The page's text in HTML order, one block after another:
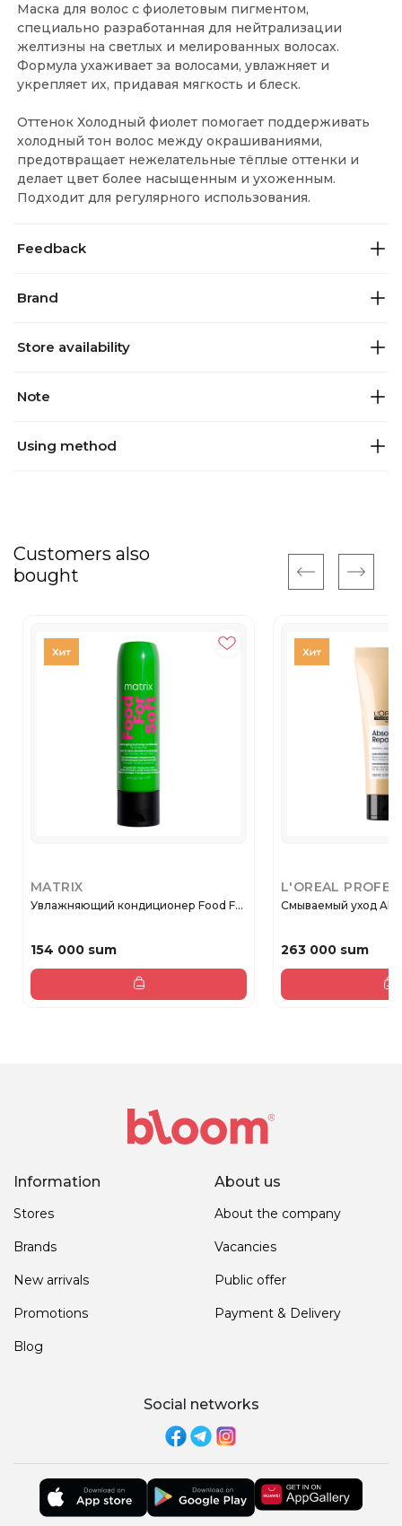
Маска для волос с фиолетовым пигментом,
специально разработанная для нейтрализации
желтизны на светлых и мелированных волосах.
Формула ухаживает за волосами, увлажняет и
укрепляет их, придавая мягкость и блеск.
Оттенок Холодный фиолет помогает поддерживать
холодный тон волос между окрашиваниями,
предотвращает нежелательные тёплые оттенки и
делает цвет более насыщенным и ухоженным.
Подходит для регулярного использования.
Feedback
Brand
Store availability
Note
Using method
Customers also
bought
MATRIX
Увлажняющий кондиционер Food F...
154 000 sum
L'OREAL
Смываемый уход
263 000 sum
Information
Stores
Brands
New arrivals
Promotions
Blog
About us
About the company
Vacancies
Public offer
Payment & Delivery
Social networks